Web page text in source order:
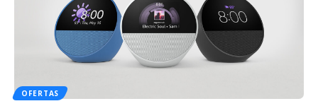
OFERTAS